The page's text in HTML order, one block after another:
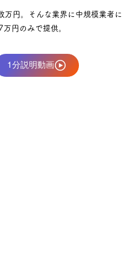
万円。そんな業界に中規模業者に
円のみで提供。
1分説明動画